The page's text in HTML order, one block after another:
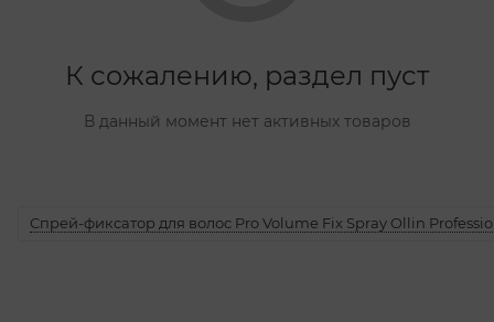
К сожалению, раздел пуст
В данный момент нет активных товаров
Спрей-фиксатор для волос Pro Volume Fix Spray Ollin